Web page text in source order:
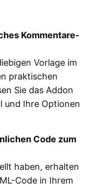
Kommentare-
Vorlage im
praktischen
Sie das Addon
und Ihre Optionen
Code zum
haben, erhalten
Code in Ihrem